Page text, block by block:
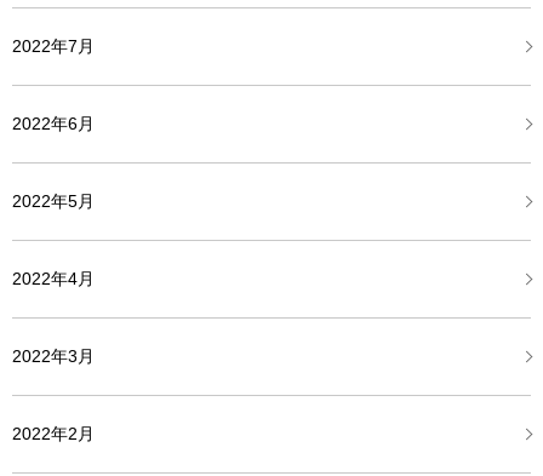
2022年7月
2022年6月
2022年5月
2022年4月
2022年3月
2022年2月